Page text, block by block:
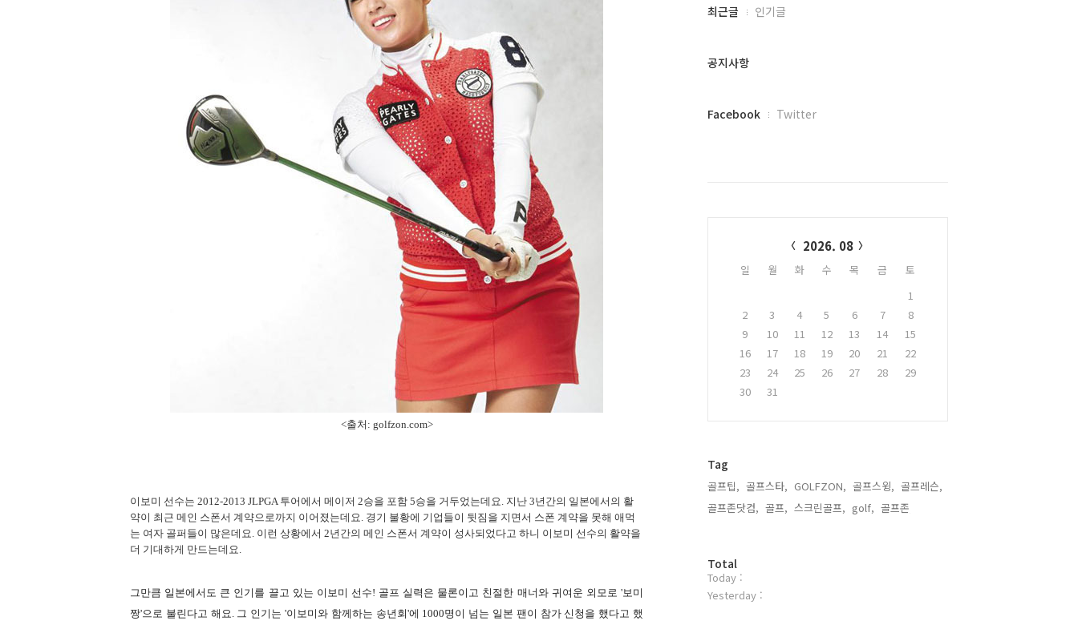
<출처: golfzon.com>
이보미 선수는 2012-2013 JLPGA 투어에서 메이저 2승을 포함 5승을 거두었는데요. 지난 3년간의 일본에서의 활
약이 최근 메인 스폰서 계약으로까지 이어졌는데요. 경기 불황에 기업들이 뒷짐을 지면서 스폰 계약을 못해 애먹
는 여자 골퍼들이 많은데요. 이런 상황에서 2년간의 메인 스폰서 계약이 성사되었다고 하니 이보미 선수의 활약을
더 기대하게 만드는데요.
그만큼 일본에서도 큰 인기를 끌고 있는 이보미 선수! 골프 실력은 물론이고 친절한 매너와 귀여운 외모로 '보미
짱'으로 불린다고 해요. 그 인기는 '이보미와 함께하는 송년회'에 1000명이 넘는 일본 팬이 참가 신청을 했다고 했
최
과
글
최근글 인기글
공지사항
페
Facebook Twitter
2026. 08
일 월 화 수 목 금
토
1
2
3 4 5 6 7
8
9
10 11 12 13 14
15
16
17 18 19 20 21
22
23
24 25 26 27 28
29
30
31
Tag
골프팁, 골프스타, GOLFZON, 골프스윙, 골프레슨,
골프존닷컴, 골프, 스크린골프, golf, 골프존,
방
문
자
Total
Today :
Yesterday :